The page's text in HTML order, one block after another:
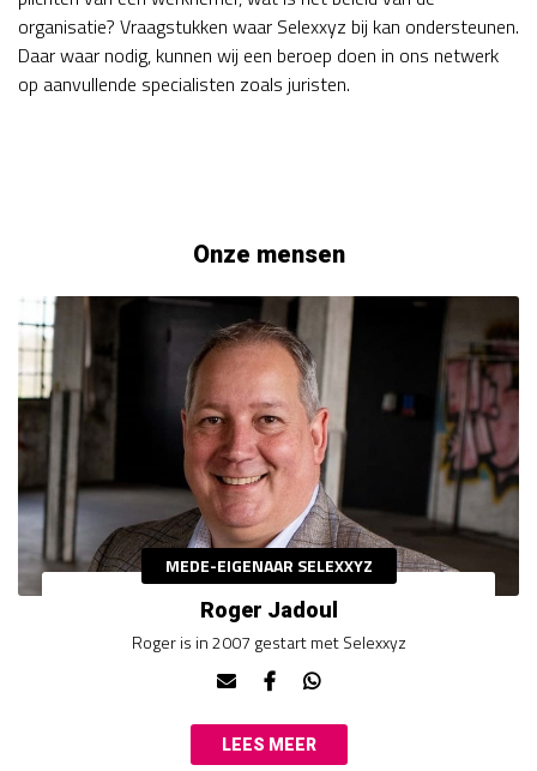
organisatie? Vraagstukken waar Selexxyz bij kan ondersteunen.
Daar waar nodig, kunnen wij een beroep doen in ons netwerk
op aanvullende specialisten zoals juristen.
Onze mensen
Roger Jadoul
Roger is in 2007 gestart met Selexxyz
MEDE-EIGENAAR SELEXXYZ
LEES MEER